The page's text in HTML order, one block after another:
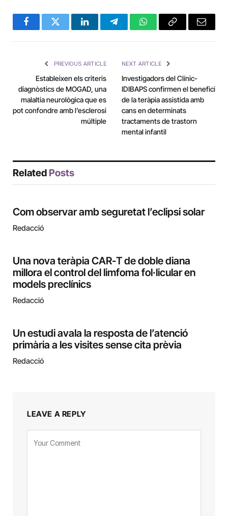
FacebookTwitter LinkedInTelegramWhatsAppCopy
Email
PREVIOUS ARTICLE
Estableixen els criteris
diagnòstics de MOGAD, una
malaltia neurològica que es
pot confondre amb l’esclerosi
múltiple
NEXT ARTICLE
Investigadors del Clínic-
IDIBAPS confirmen el benefici
de la teràpia assistida amb
cans en determinats
tractaments de trastorn
mental infantil
Related Posts
Com observar amb seguretat l’eclipsi solar
Redacció
Una nova teràpia CAR-T de doble diana
millora el control del limfoma fol·licular en
models preclínics
Redacció
Un estudi avala la resposta de l’atenció
primària a les visites sense cita prèvia
Redacció
LEAVE A REPLY